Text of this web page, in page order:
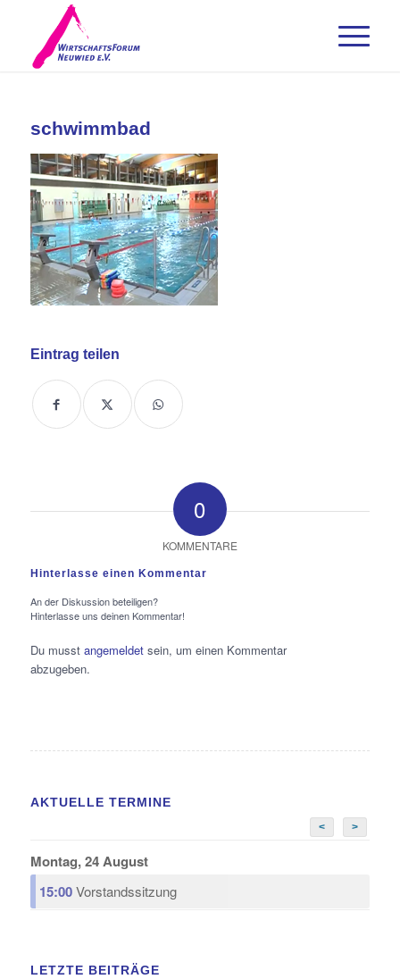
schwimmbad
Eintrag teilen
0
KOMMENTARE
Hinterlasse einen Kommentar
An der Diskussion beteiligen?
Hinterlasse uns deinen Kommentar!
Du musst angemeldetsein, um einen Kommentar
abzugeben.
AKTUELLE TERMINE
< >
Montag, 24 August
15:00Vorstandssitzung
LETZTE BEITRÄGE